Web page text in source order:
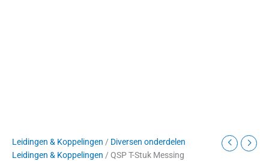
Leidingen & Koppelingen / Diversen onderdelen
Leidingen & Koppelingen / QSP T-Stuk Messing